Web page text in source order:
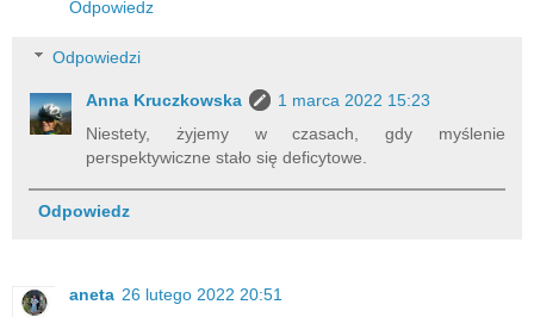
Odpowiedz
Odpowiedzi
Anna Kruczkowska
1 marca 2022 15:23
Niestety, żyjemy w czasach, gdy myślenie
perspektywiczne stało się deficytowe.
Odpowiedz
aneta 26 lutego 2022 20:51